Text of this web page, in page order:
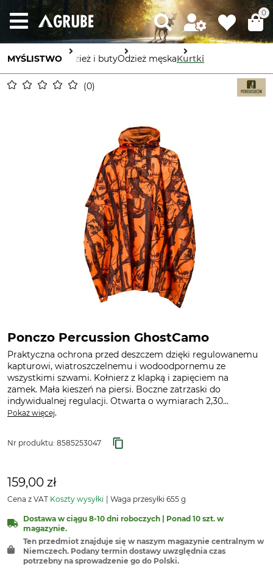
0
MYŚLISTWO Odzież i butyOdzież męskaKurtki
0
Ponczo Percussion GhostCamo
Praktyczna ochrona przed deszczem dzięki regulowanemu
kapturowi, wiatroszczelnemu i wodoodpornemu ze
wszystkimi szwami. Kołnierz z klapką i zapięciem na
zamek. Mała kieszeń na piersi. Boczne zatrzaski do
indywidualnej regulacji. Otwarta o wymiarach 2,30...
Pokaż więcej.
Nr produktu: 8585253047
159,00 zł
Cena z VAT Koszty wysyłki Waga przesyłki 655 g
Dostawa w ciągu 8-10 dni roboczych | Ponad 10 szt. w
magazynie.
Ten przedmiot znajduje się w naszym magazynie centralnym w
Niemczech. Podany termin dostawy uwzględnia czas
potrzebny na sprowadzenie go do Polski.